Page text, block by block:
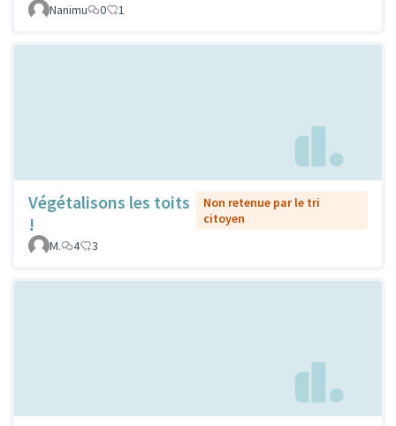
Nanimu
0 1
Végétalisons les toits
!
Non retenue par le tri
citoyen
M.
4 3